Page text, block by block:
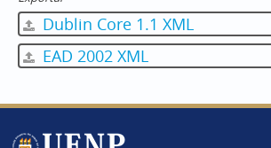
Dublin Core 1.1 XML
EAD 2002 XML